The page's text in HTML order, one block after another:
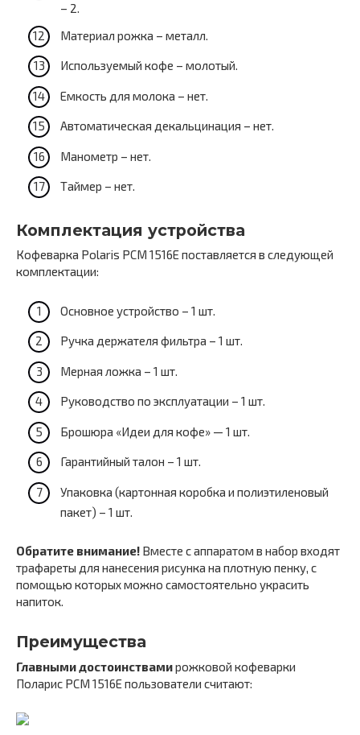
– 2.
Материал рожка – металл.
Используемый кофе – молотый.
Емкость для молока – нет.
Автоматическая декальцинация – нет.
Манометр – нет.
Таймер – нет.
Комплектация устройства
Кофеварка Polaris PCM 1516E поставляется в следующей
комплектации:
Основное устройство – 1 шт.
Ручка держателя фильтра – 1 шт.
Мерная ложка – 1 шт.
Руководство по эксплуатации – 1 шт.
Брошюра «Идеи для кофе» — 1 шт.
Гарантийный талон – 1 шт.
Упаковка (картонная коробка и полиэтиленовый
пакет) – 1 шт.
Обратите внимание! Вместе с аппаратом в набор входят
трафареты для нанесения рисунка на плотную пенку, с
помощью которых можно самостоятельно украсить
напиток.
Преимущества
Главными достоинствамирожковой кофеварки
Поларис PCM 1516E пользователи считают: